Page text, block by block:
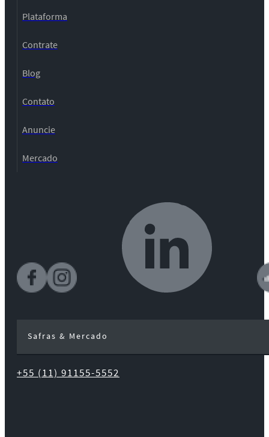
Plataforma
Contrate
Blog
Contato
Anuncie
Mercado
Safras & Mercado
+55 (11) 91155-5552